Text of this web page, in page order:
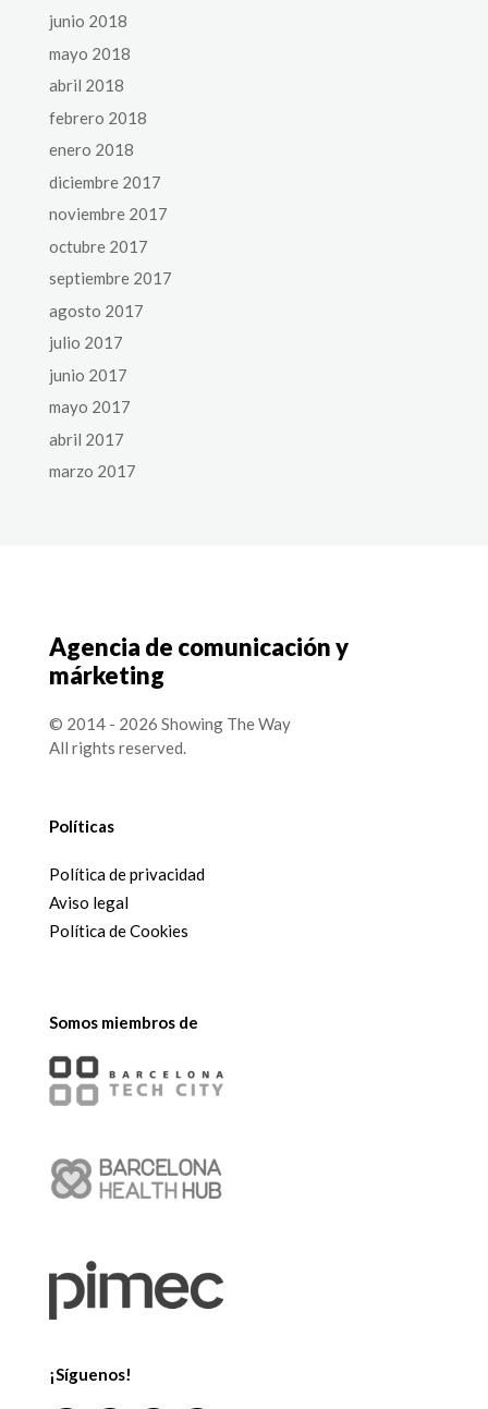
junio 2018
mayo 2018
abril 2018
febrero 2018
enero 2018
diciembre 2017
noviembre 2017
octubre 2017
septiembre 2017
agosto 2017
julio 2017
junio 2017
mayo 2017
abril 2017
marzo 2017
Agencia de comunicación y
márketing
© 2014 - 2026 Showing The Way
All rights reserved.
Políticas
Política de privacidad
Aviso legal
Política de Cookies
Somos miembros de
¡Síguenos!